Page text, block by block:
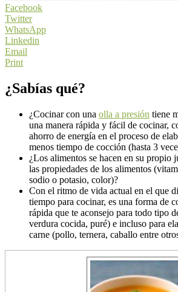
Facebook
Twitter
WhatsApp
Linkedin
Email
Print
¿Sabías qué?
¿Cocinar con una olla a presión tiene
una manera rápida y fácil de cocinar,
ahorro de energía en el proceso de
menos tiempo de cocción (hasta 3
¿Los alimentos se hacen en su propio
las propiedades de los alimentos
sodio o potasio, color)?
Con el ritmo de vida actual en el que
tiempo para cocinar, es una forma de
rápida que te aconsejo para todo tipo
verdura cocida, puré) e incluso para
carne (pollo, ternera, caballo entre